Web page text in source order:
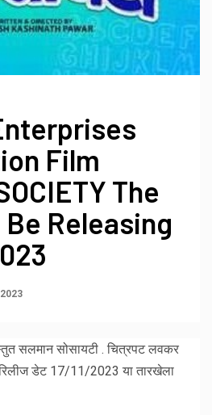
Film
The
Releasing
सलमान सोसायटी . चित्रपट लवकर
डेट 17/11/2023 या तारखेला